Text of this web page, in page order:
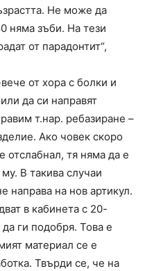
Не може да
няма зъби. На тези
от парадонтит“,
от хора с болки и
да си направят
т.нар. ребазиране –
Ако човек скоро
отслабнал, тя няма да е
В такива случаи
направа на нов артикул.
в кабинета с 20-
ги подобря. Това е
материал се е
Твърди се, че на